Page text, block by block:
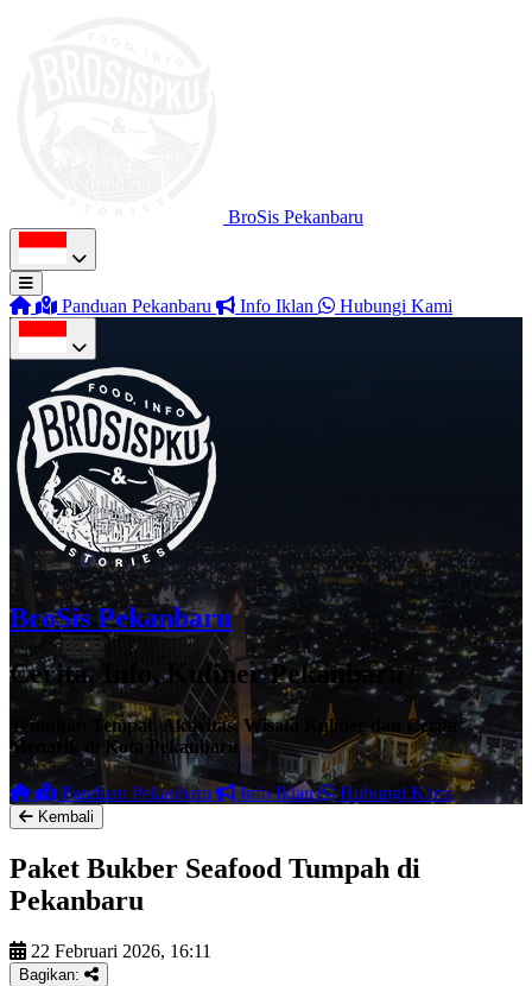
BroSis Pekanbaru
Panduan Pekanbaru Info Iklan Hubungi Kami
BroSis Pekanbaru
Cerita, Info, Kuliner Pekanbaru
Temukan Tempat, Aktivitas, Wisata Kuliner dan Cerita
Menarik di Kota Pekanbaru
Panduan Pekanbaru Info Iklan Hubungi Kami
Kembali
Paket Bukber Seafood Tumpah di
Pekanbaru
22 Februari 2026, 16:11
Bagikan: